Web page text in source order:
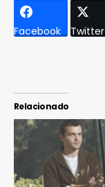
Facebook Twitter
Relacionado